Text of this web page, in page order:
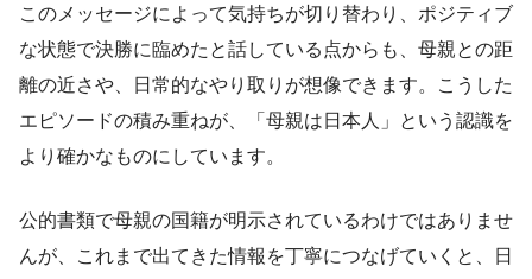
このメッセージによって気持ちが切り替わり、ポジティブ
な状態で決勝に臨めたと話している点からも、母親との距
離の近さや、日常的なやり取りが想像できます。こうした
エピソードの積み重ねが、「母親は日本人」という認識を
より確かなものにしています。
公的書類で母親の国籍が明示されているわけではありませ
んが、これまで出てきた情報を丁寧につなげていくと、日